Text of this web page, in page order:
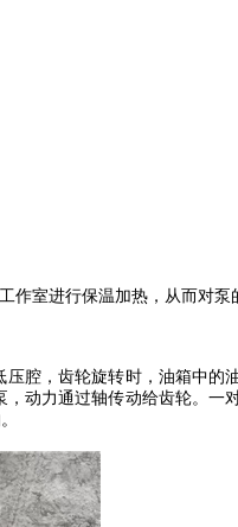
室进行保温加热，从而对泵
腔，齿轮旋转时，油箱中的
，动力通过轴传动给齿轮。一